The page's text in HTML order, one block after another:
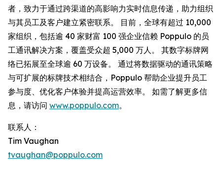
者，致力于通过跨渠道的高影响力实时信息传递，助力组织
与其员工及客户建立紧密联系。 目前，全球有超过 10,000
家组织，包括逾 40 家财富 100 强企业信赖 Poppulo 的员
工通讯解决方案，覆盖受众超 5,000 万人。 其数字标牌网
络已拓展至全球逾 60 万设备。 通过将数据驱动的通讯策略
与可扩展的标牌技术相结合，Poppulo 帮助企业提升员工
参与度、优化客户体验并提高运营效率。 如需了解更多信
息，请访问 www.poppulo.com。
联系人：
Tim Vaughan
tvaughan@poppulo.com